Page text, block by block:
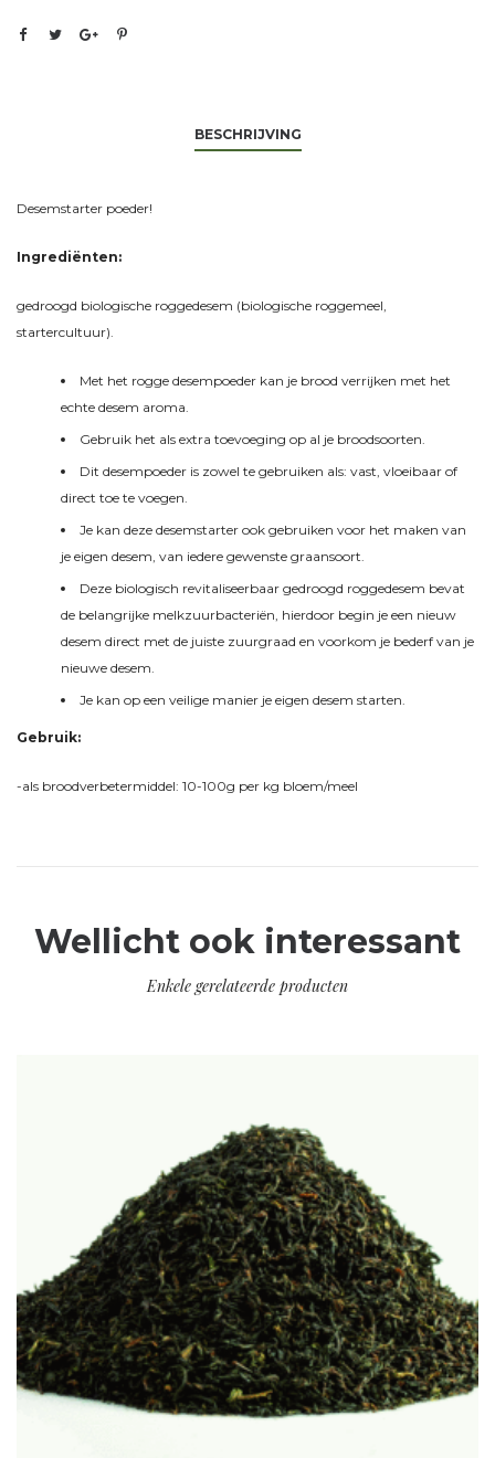
BESCHRIJVING
Desemstarter poeder!
Ingrediënten:
gedroogd biologische roggedesem (biologische roggemeel,
startercultuur).
Met het rogge desempoeder kan je brood verrijken met het
echte desem aroma.
Gebruik het als extra toevoeging op al je broodsoorten.
Dit desempoeder is zowel te gebruiken als: vast, vloeibaar of
direct toe te voegen.
Je kan deze desemstarter ook gebruiken voor het maken van
je eigen desem, van iedere gewenste graansoort.
Deze biologisch revitaliseerbaar gedroogd roggedesem bevat
de belangrijke melkzuurbacteriën, hierdoor begin je een nieuw
desem direct met de juiste zuurgraad en voorkom je bederf van je
nieuwe desem.
Je kan op een veilige manier je eigen desem starten.
Gebruik:
-als broodverbetermiddel: 10-100g per kg bloem/meel
Wellicht ook interessant
Enkele gerelateerde producten